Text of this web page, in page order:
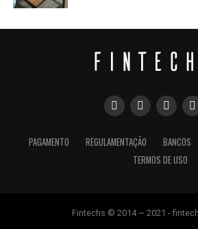
PAGAMENTO REGULAMENTAÇÃO BANCOS
TERMOS DE USO
Fintechs © 2014 ~ 2021 -